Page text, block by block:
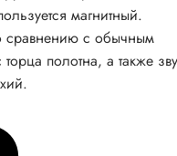
магнитный.
сравнению с обычным
полотна, а также